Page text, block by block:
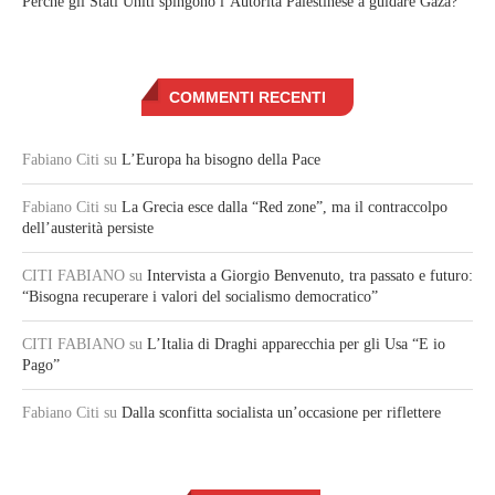
COMMENTI RECENTI
Fabiano Citi su L’Europa ha bisogno della Pace
Fabiano Citi su La Grecia esce dalla “Red zone”, ma il contraccolpo
dell’austerità persiste
CITI FABIANO su Intervista a Giorgio Benvenuto, tra passato e futuro:
“Bisogna recuperare i valori del socialismo democratico”
CITI FABIANO su L’Italia di Draghi apparecchia per gli Usa “E io
Pago”
Fabiano Citi su Dalla sconfitta socialista un’occasione per riflettere